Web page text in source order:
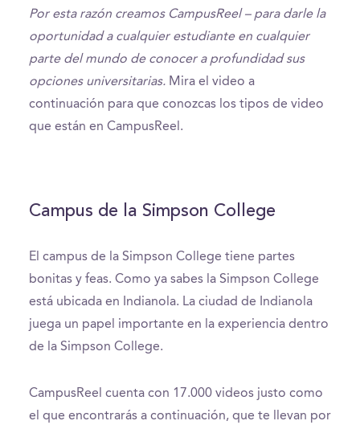
Por esta razón creamos CampusReel – para darle la
oportunidad a cualquier estudiante en cualquier
parte del mundo de conocer a profundidad sus
opciones universitarias. Mira el video a
continuación para que conozcas los tipos de video
que están en CampusReel.
Campus de la Simpson College
El campus de la Simpson College tiene partes
bonitas y feas. Como ya sabes la Simpson College
está ubicada en Indianola. La ciudad de Indianola
juega un papel importante en la experiencia dentro
de la Simpson College.
CampusReel cuenta con 17.000 videos justo como
el que encontrarás a continuación, que te llevan por